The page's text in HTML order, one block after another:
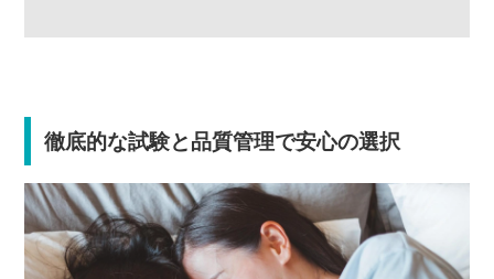
徹底的な試験と品質管理で安心の選択